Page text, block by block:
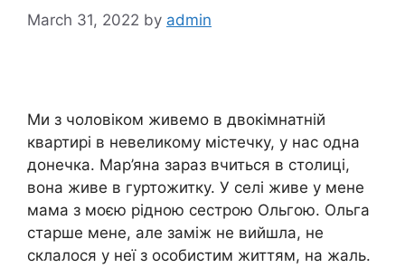
March 31, 2022 by admin
Ми з чоловіком живемо в двокімнатній
квартирі в невеликому містечку, у нас одна
донечка. Мар’яна зараз вчиться в столиці,
вона живе в гуртожитку. У селі живе у мене
мама з моєю рідною сестрою Ольгою. Ольга
старше мене, але заміж не вийшла, не
склалося у неї з особистим життям, на жаль.